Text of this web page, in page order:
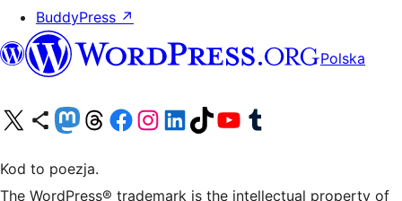
BuddyPress ↗
Polska
Odwiedź nasze konto X (dawniej Twitter)
Odwiedź nasze konto Bluesky
Odwiedź nasze konto na Mastodoncie
Odwiedź naszego Threadsa
Odwiedź naszego Facebooka
Odwiedź nasze konto na Instagramie
Odwiedź nasze konto na LinkedIn
Odwiedź naszego TikToka
Odwiedź nasz kanał YouTube
Odwiedź naszego Tumblra
Kod to poezja.
The WordPress® trademark is the intellectual property of